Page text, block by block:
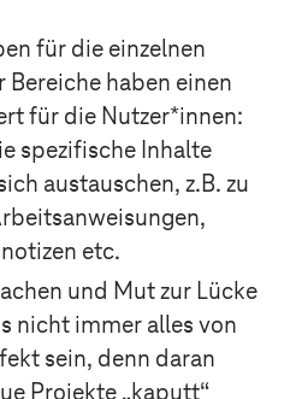
für die einzelnen
Bereiche haben einen
für die Nutzer*innen:
spezifische Inhalte
austauschen, z.B. zu
etc.
und Mut zur Lücke
nicht immer alles von
sein, denn daran
Projekte „kaputt“